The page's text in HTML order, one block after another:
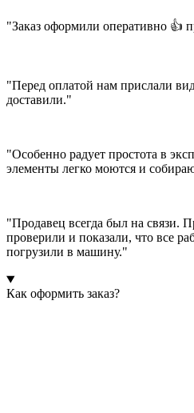
"Заказ оформили оперативно 👍
"Перед оплатой нам прислали
доставили."
"Особенно радует простота в
элементы легко моются и
"Продавец всегда был на связи.
проверили и показали, что все
погрузили в машину."
Как оформить заказ?